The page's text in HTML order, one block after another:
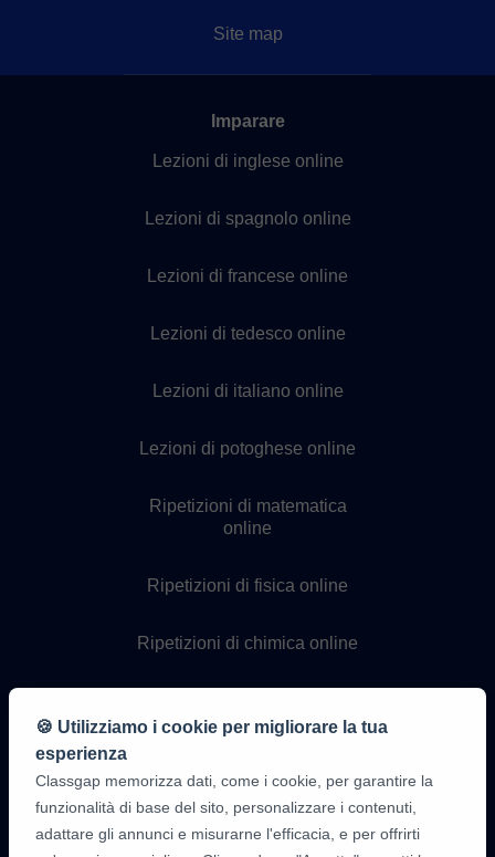
Site map
Imparare
Lezioni di inglese online
Lezioni di spagnolo online
Lezioni di francese online
Lezioni di tedesco online
Lezioni di italiano online
Lezioni di potoghese online
Ripetizioni di matematica
online
Ripetizioni di fisica online
Ripetizioni di chimica online
online
🍪 Utilizziamo i cookie per migliorare la tua
esperienza
Classgap memorizza dati, come i cookie, per garantire la
funzionalità di base del sito, personalizzare i contenuti,
adattare gli annunci e misurarne l'efficacia, e per offrirti